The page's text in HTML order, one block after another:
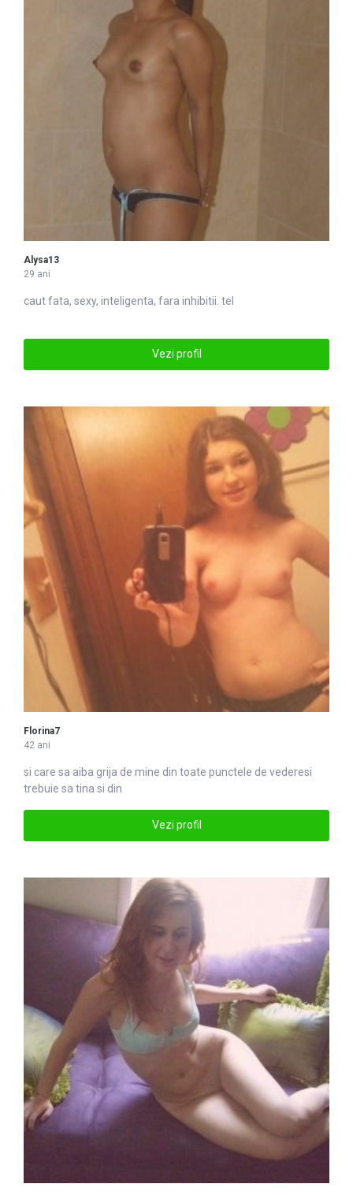
Alysa13
29 ani
caut fata, sexy, intel igenta, fara inhibitii. tel
Vezi profil
Florina7
42 ani
si care sa aiba grija de mine din toate punctele de vederesi
trebuie sa tina si din
Vezi profil